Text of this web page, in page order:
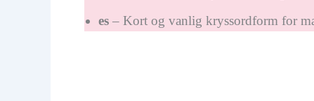
es– Kort og vanlig kryssordform for